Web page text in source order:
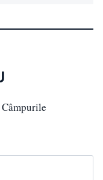
Câmpurile